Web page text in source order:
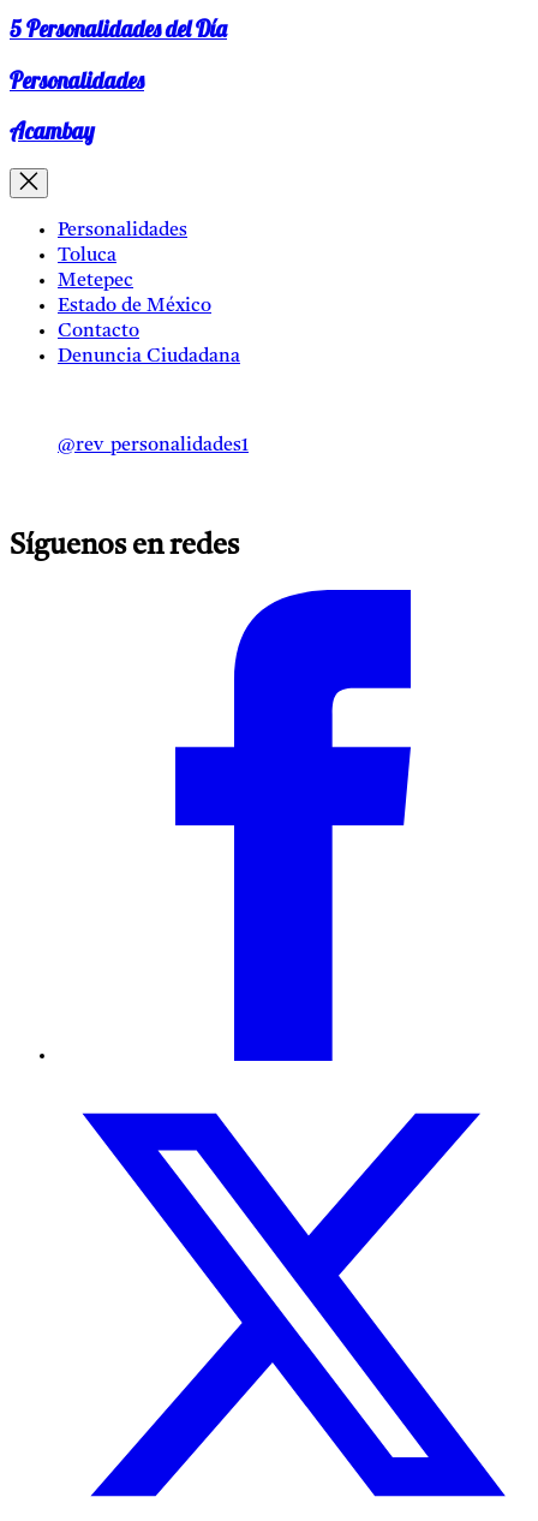
5 Personalidades del Día
Personalidades
Acambay
Personalidades
Toluca
Metepec
Estado de México
Contacto
Denuncia Ciudadana
@rev_personalidades1
Síguenos en redes